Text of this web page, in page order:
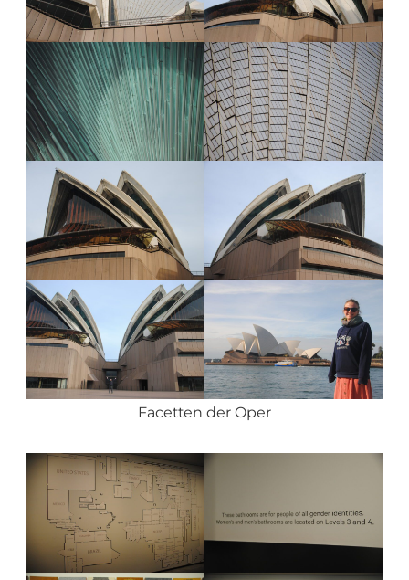
Facetten der Oper